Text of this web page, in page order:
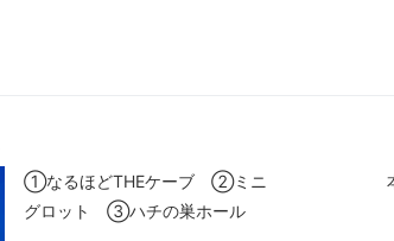
①なるほどTHEケーブ ②ミニ
グロット ③ハチの巣ホール